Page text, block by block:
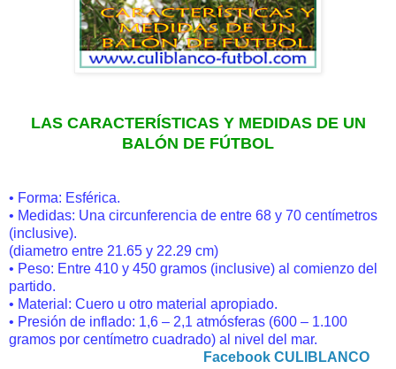
LAS CARACTERÍSTICAS Y MEDIDAS DE UN
BALÓN DE FÚTBOL
• Forma: Esférica.
• Medidas: Una circunferencia de entre 68 y 70 centímetros
(inclusive).
(diametro entre 21.65 y 22.29 cm)
• Peso: Entre 410 y 450 gramos (inclusive) al comienzo del
partido.
• Material: Cuero u otro material apropiado.
• Presión de inflado: 1,6 – 2,1 atmósferas (600 – 1.100
gramos por centímetro cuadrado) al nivel del mar.
Facebook CULIBLANCO